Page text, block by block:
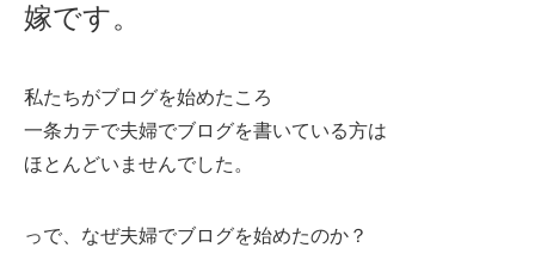
嫁です。
私たちがブログを始めたころ
一条カテで夫婦でブログを書いている方は
ほとんどいませんでした。
っで、なぜ夫婦でブログを始めたのか？